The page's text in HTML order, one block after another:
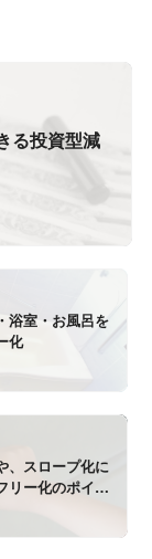
る投資型減
浴室・お風呂を
化
、スロープ化に
リー化のポイン